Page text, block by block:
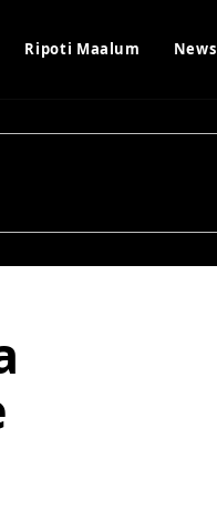
Ripoti Maalum News